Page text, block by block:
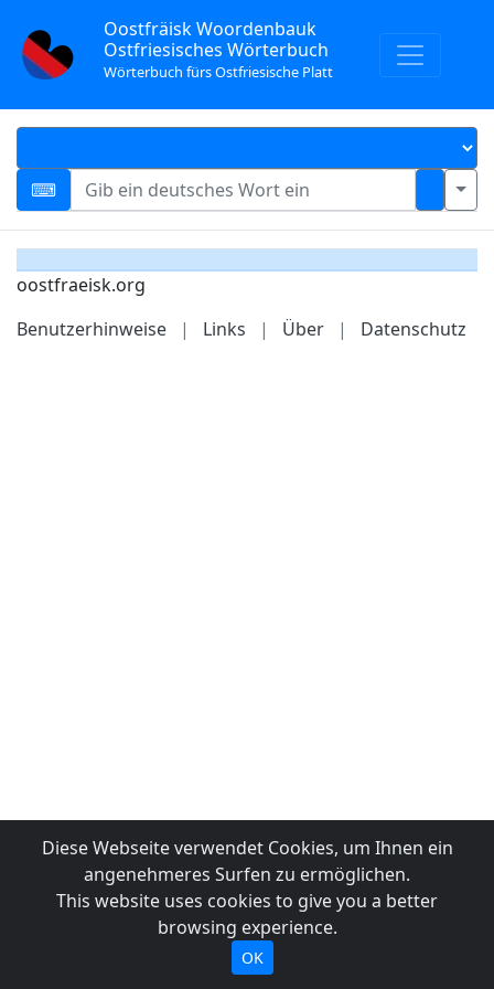
Oostfräisk Woordenbauk
Ostfriesisches Wörterbuch
Wörterbuch fürs Ostfriesische Platt
oostfraeisk.org
Benutzerhinweise
| Links | Über | Datenschutz
Diese Webseite verwendet Cookies, um Ihnen ein
angenehmeres Surfen zu ermöglichen.
This website uses cookies to give you a better
browsing experience.
OK